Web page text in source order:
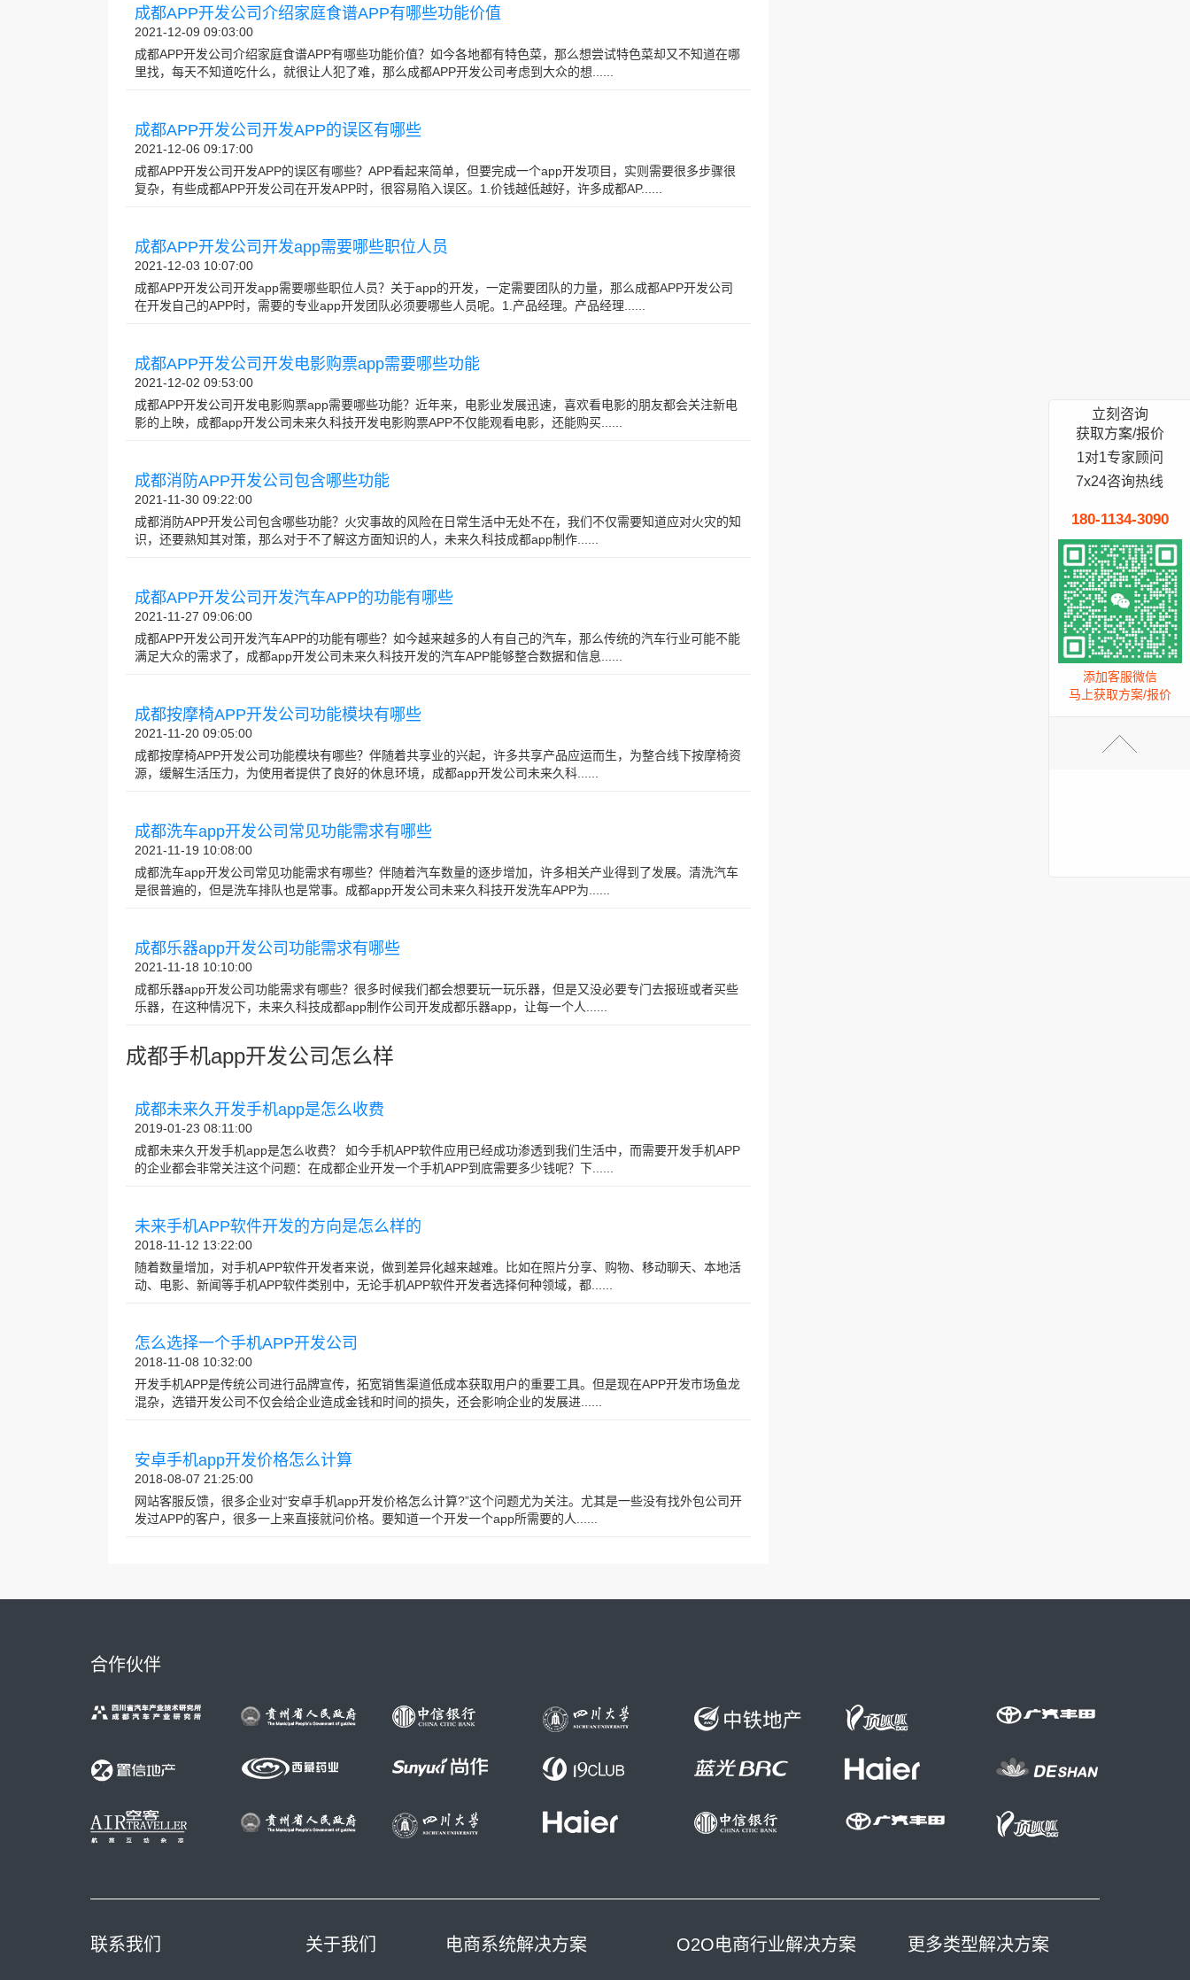
成都APP开发公司介绍家庭食谱APP有哪些功能价值
2021-12-09 09:03:00
成都APP开发公司介绍家庭食谱APP有哪些功能价值？如今各地都有特色菜，那么想尝试特色菜却又不知道在哪
里找，每天不知道吃什么，就很让人犯了难，那么成都APP开发公司考虑到大众的想......
成都APP开发公司开发APP的误区有哪些
2021-12-06 09:17:00
成都APP开发公司开发APP的误区有哪些？APP看起来简单，但要完成一个app开发项目，实则需要很多步骤很
复杂，有些成都APP开发公司在开发APP时，很容易陷入误区。1.价钱越低越好，许多成都AP......
成都APP开发公司开发app需要哪些职位人员
2021-12-03 10:07:00
成都APP开发公司开发app需要哪些职位人员？关于app的开发，一定需要团队的力量，那么成都APP开发公司
在开发自己的APP时，需要的专业app开发团队必须要哪些人员呢。1.产品经理。产品经理......
成都APP开发公司开发电影购票app需要哪些功能
2021-12-02 09:53:00
成都APP开发公司开发电影购票app需要哪些功能？近年来，电影业发展迅速，喜欢看电影的朋友都会关注新电
影的上映，成都app开发公司未来久科技开发电影购票APP不仅能观看电影，还能购买......
成都消防APP开发公司包含哪些功能
2021-11-30 09:22:00
成都消防APP开发公司包含哪些功能？火灾事故的风险在日常生活中无处不在，我们不仅需要知道应对火灾的知
识，还要熟知其对策，那么对于不了解这方面知识的人，未来久科技成都app制作......
成都APP开发公司开发汽车APP的功能有哪些
2021-11-27 09:06:00
成都APP开发公司开发汽车APP的功能有哪些？如今越来越多的人有自己的汽车，那么传统的汽车行业可能不能
满足大众的需求了，成都app开发公司未来久科技开发的汽车APP能够整合数据和信息......
成都按摩椅APP开发公司功能模块有哪些
2021-11-20 09:05:00
成都按摩椅APP开发公司功能模块有哪些？伴随着共享业的兴起，许多共享产品应运而生，为整合线下按摩椅资
源，缓解生活压力，为使用者提供了良好的休息环境，成都app开发公司未来久科......
成都洗车app开发公司常见功能需求有哪些
2021-11-19 10:08:00
成都洗车app开发公司常见功能需求有哪些？伴随着汽车数量的逐步增加，许多相关产业得到了发展。清洗汽车
是很普遍的，但是洗车排队也是常事。成都app开发公司未来久科技开发洗车APP为......
成都乐器app开发公司功能需求有哪些
2021-11-18 10:10:00
成都乐器app开发公司功能需求有哪些？很多时候我们都会想要玩一玩乐器，但是又没必要专门去报班或者买些
乐器，在这种情况下，未来久科技成都app制作公司开发成都乐器app，让每一个人......
成都手机app开发公司怎么样
成都未来久开发手机app是怎么收费
2019-01-23 08:11:00
成都未来久开发手机app是怎么收费？ 如今手机APP软件应用已经成功渗透到我们生活中，而需要开发手机APP
的企业都会非常关注这个问题：在成都企业开发一个手机APP到底需要多少钱呢？下......
未来手机APP软件开发的方向是怎么样的
2018-11-12 13:22:00
随着数量增加，对手机APP软件开发者来说，做到差异化越来越难。比如在照片分享、购物、移动聊天、本地活
动、电影、新闻等手机APP软件类别中，无论手机APP软件开发者选择何种领域，都......
怎么选择一个手机APP开发公司
2018-11-08 10:32:00
开发手机APP是传统公司进行品牌宣传，拓宽销售渠道低成本获取用户的重要工具。但是现在APP开发市场鱼龙
混杂，选错开发公司不仅会给企业造成金钱和时间的损失，还会影响企业的发展进......
安卓手机app开发价格怎么计算
2018-08-07 21:25:00
网站客服反馈，很多企业对“安卓手机app开发价格怎么计算?”这个问题尤为关注。尤其是一些没有找外包公司开
发过APP的客户，很多一上来直接就问价格。要知道一个开发一个app所需要的人......
合作伙伴
联系我们 关于我们 电商系统解决方案 O2O电商行业解决方案 更多类型解决方案
立刻咨询
获取方案/报价
1对1专家顾问
7x24咨询热线
180-1134-3090
添加客服微信
马上获取方案/报价